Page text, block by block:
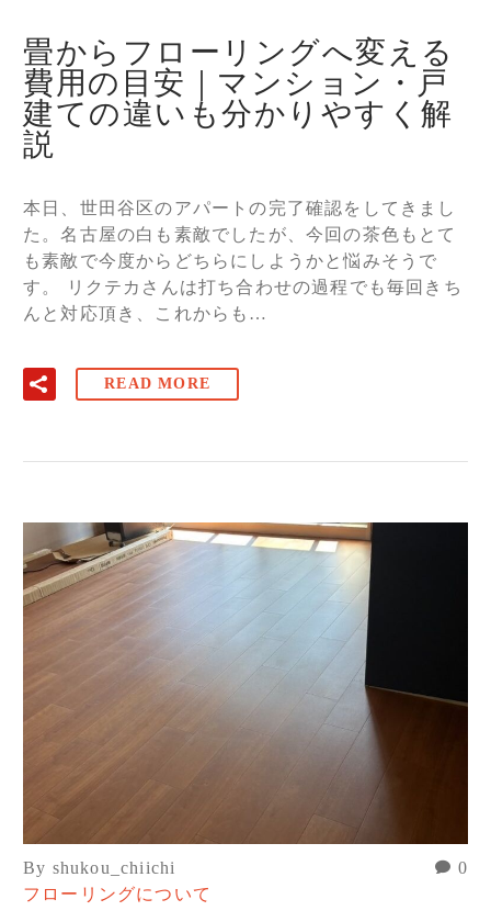
畳からフローリングへ変える
費用の目安｜マンション・戸
建ての違いも分かりやすく解
説
本日、世田谷区のアパートの完了確認をしてきまし
た。名古屋の白も素敵でしたが、今回の茶色もとて
も素敵で今度からどちらにしようかと悩みそうで
す。 リクテカさんは打ち合わせの過程でも毎回きち
んと対応頂き、これからも…
READ MORE
0
By shukou_chiichi
フローリングについて